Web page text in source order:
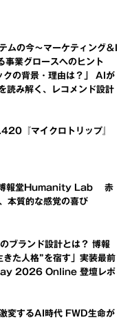
ムの今～マーケティング＆I
事業グロースへのヒント
の背景・理由は？」 AIが
読み解く、レコメンド設計
『マイクロトリップ』
報堂Humanity Lab 赤
本質的な感覚の喜び
ブランド設計とは？ 博報
きた人格”を宿す」実装最前
2026 Online 登壇レポ
変するAI時代 FWD生命が